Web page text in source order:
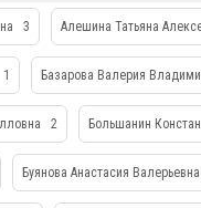
3 Алешина Татьяна
1 Базарова Валерия
2 Большанин
Буянова Анастасия Валерьевна